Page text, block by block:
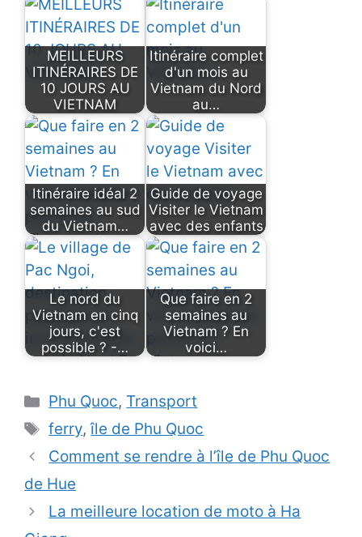
MEILLEURS
ITINÉRAIRES DE
10 JOURS AU
VIETNAM
Itinéraire complet
d'un mois au
Vietnam du Nord
au…
Itinéraire idéal 2
semaines au sud
du Vietnam…
Guide de voyage
Visiter le Vietnam
avec des enfants
Le nord du
Vietnam en cinq
jours, c'est
possible ? -…
Que faire en 2
semaines au
Vietnam ? En
voici…
Catégories
Phu Quoc, Transport
Étiquettes
ferry,île de Phu Quoc
Comment se rendre à l’île de Phu Quoc
de Hue
La meilleure location de moto à Ha